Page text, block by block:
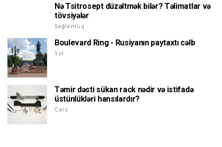
Nə Tsitrosept düzəltmək bilər? Təlimatlar və
tövsiyələr
Sağlamlıq
Boulevard Ring - Rusiyanın paytaxtı cəlb
Yol
Təmir dəsti sükan rack nədir və istifadə
üstünlükləri hansılardır?
Cars